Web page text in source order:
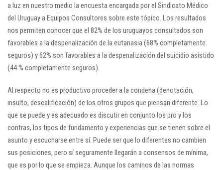
a luz en nuestro medio la encuesta encargada por el Sindicato Médico
del Uruguay a Equipos Consultores sobre este tópico. Los resultados
nos permiten conocer que el 82% de los uruguayos consultados son
favorables a la despenalización de la eutanasia (68% completamente
seguros) y 62% son favorables a la despenalización del suicidio asistido
(44 % completamente seguros).
Al respecto no es productivo proceder a la condena (denotación,
insulto, descalificación) de los otros grupos que piensan diferente. Lo
que se puede y es adecuado es discutir en conjunto los pro y los
contras, los tipos de fundamento y experiencias que se tienen sobre el
asunto y escucharse entre sí. Puede ser que lo diferentes no cambien
sus posiciones, pero sí seguramente llegarán a consensos de mínima,
que es por lo que se empieza. Aunque los caminos de las normas